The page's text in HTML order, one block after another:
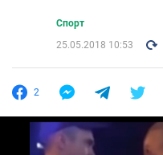
Спорт
25.05.2018 10:53
2